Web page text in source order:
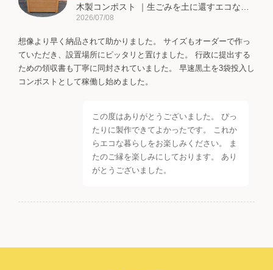
2026/07/08
想像より早く納品されて助かりました。 サイズもオーダーで作っ
ていただき、設置場所にピッタリと置けました。 行政に提出する
ための領収書も丁寧に同封されていました。 早速黒土を3袋投入し
コンポストとして稼働し始めました。
この度はありがとうございました。 ぴっ
たりに製作できてよかったです。 これか
らエコな暮らしをお楽しみください。 ま
たのご縁を楽しみにしております。 あり
がとうございました。
2022/06/05